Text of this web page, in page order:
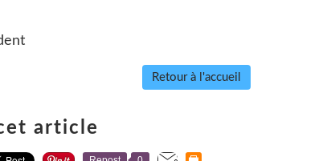
Retour à l'accueil
article